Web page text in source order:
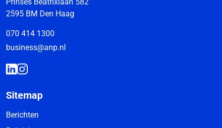
Prinses Beatrixlaan 582
2595 BM Den Haag
070 414 1300
business@anp.nl
Sitemap
Berichten